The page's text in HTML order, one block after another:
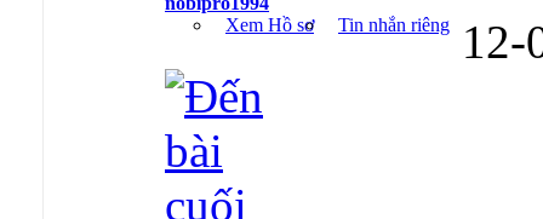
Xem Hồ sơ
Tin nhắn riêng